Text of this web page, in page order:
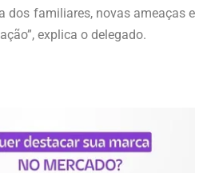
dos familiares, novas ameaças e
explica o delegado.